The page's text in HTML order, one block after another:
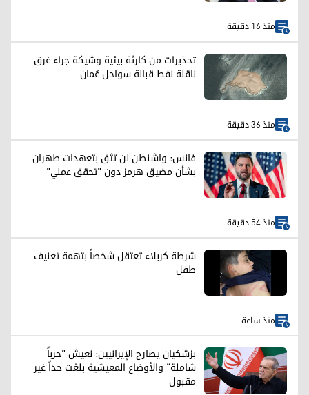
منذ 16 دقيقة
تحذيرات من كارثة بيئية وشيكة جراء غرق
ناقلة نفط قبالة سواحل عُمان
منذ 36 دقيقة
فانس: واشنطن لن تثق بتعهدات طهران
بشأن مضيق هرمز دون "تحقق عملي"
منذ 54 دقيقة
شرطة كربلاء تعتقل شخصاً بتهمة تعنيف
طفل
منذ ساعة
بزشكيان يصارح الإيرانيين: نعيش "حرباً
شاملة" والأوضاع المعيشية بلغت حداً غير
مقبول